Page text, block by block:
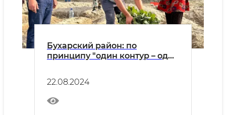
Бухарский район: по
принципу "один контур – один
брокколи
22.08.2024